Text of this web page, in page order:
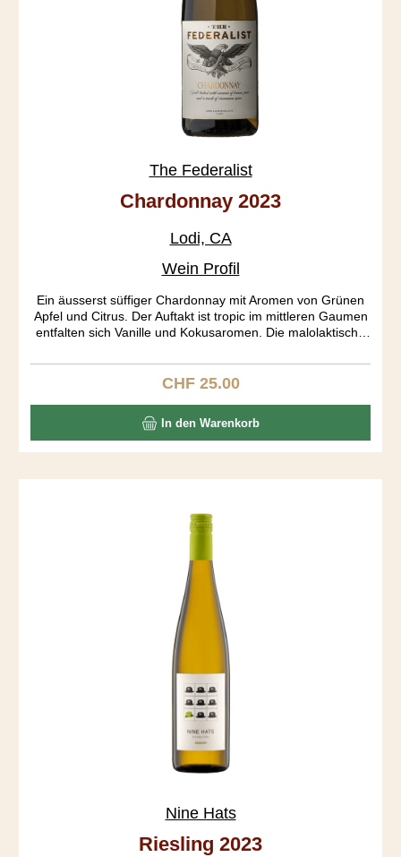
The Federalist
Chardonnay 2023
Lodi, CA
Wein Profil
Ein äusserst süffiger Chardonnay mit Aromen von Grünen
Apfel und Citrus. Der Auftakt ist tropic im mittleren Gaumen
entfalten sich Vanille und Kokusaromen. Die malolaktische
Ausbau fand in amerikanischen und französichen Barriquen
während sechs Monaten statt.
Regulärer Preis:
CHF 25.00
In den Warenkorb
Nine Hats
Riesling 2023